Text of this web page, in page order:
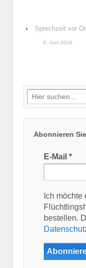
‹ Sprechzeit vor
6. Juni 2026
Suche
nach:
Abonnieren
E-Mail *
Ich
bestellen.